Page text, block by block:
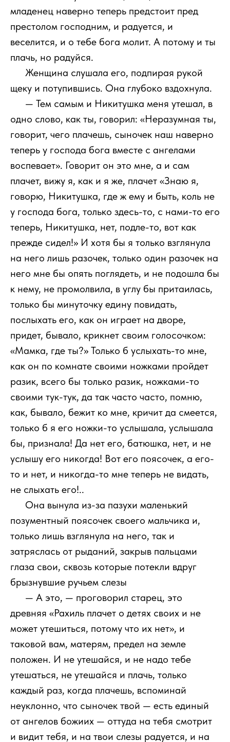
младенец наверно теперь предстоит пред
престолом господним, и радуется, и
веселится, и о тебе бога молит. А потому и ты
плачь, но радуйся.
Женщина слушала его, подпирая рукой
щеку и потупившись. Она глубоко вздохнула.
— Тем самым и Никитушка меня утешал, в
одно слово, как ты, говорил: «Неразумная ты,
говорит, чего плачешь, сыночек наш наверно
теперь у господа бога вместе с ангелами
воспевает». Говорит он это мне, а и сам
плачет, вижу я, как и я же, плачет «Знаю я,
говорю, Никитушка, где ж ему и быть, коль не
у господа бога, только здесь-то, с нами-то его
теперь, Никитушка, нет, подле-то, вот как
прежде сидел!» И хотя бы я только взглянула
на него лишь разочек, только один разочек на
него мне бы опять поглядеть, и не подошла бы
к нему, не промолвила, в углу бы притаилась,
только бы минуточку едину повидать,
послыхать его, как он играет на дворе,
придет, бывало, крикнет своим голосочком:
«Мамка, где ты?» Только б услыхать-то мне,
как он по комнате своими ножками пройдет
разик, всего бы только разик, ножками-то
своими тук-тук, да так часто часто, помню,
как, бывало, бежит ко мне, кричит да смеется,
только б я его ножки-то услышала, услышала
бы, признала! Да нет его, батюшка, нет, и не
услышу его никогда! Вот его поясочек, а его-
то и нет, и никогда-то мне теперь не видать,
не слыхать его!..
Она вынула из-за пазухи маленький
позументный поясочек своего мальчика и,
только лишь взглянула на него, так и
затряслась от рыданий, закрыв пальцами
глаза свои, сквозь которые потекли вдруг
брызнувшие ручьем слезы
— А это, — проговорил старец, это
древняя «Рахиль плачет о детях своих и не
может утешиться, потому что их нет», и
таковой вам, матерям, предел на земле
положен. И не утешайся, и не надо тебе
утешаться, не утешайся и плачь, только
каждый раз, когда плачешь, вспоминай
неуклонно, что сыночек твой — есть единый
от ангелов божиих — оттуда на тебя смотрит
и видит тебя, и на твои слезы радуется, и на